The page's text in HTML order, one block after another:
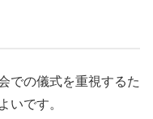
での儀式を重視するた
いです。